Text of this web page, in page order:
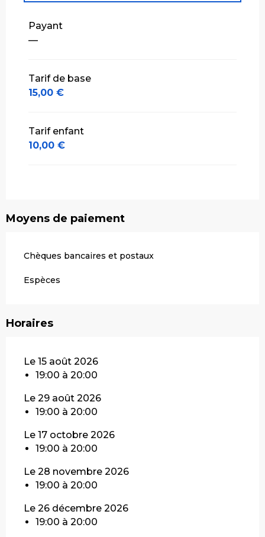
Tarifs 2027
Payant
—
Tarif de base
15,00 €
Tarif enfant
10,00 €
Moyens de paiement
Chèques bancaires et postaux
Espèces
Horaires
Le 15 août 2026
19:00 à 20:00
Le 29 août 2026
19:00 à 20:00
Le 17 octobre 2026
19:00 à 20:00
Le 28 novembre 2026
19:00 à 20:00
Le 26 décembre 2026
19:00 à 20:00